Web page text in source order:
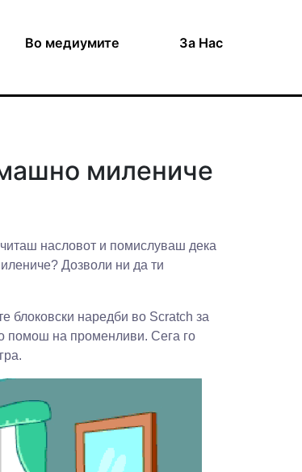
Во медиумите За Нас
милениче
насловот и помислуваш дека
Дозволи ни да ти
блоковски наредби во Scratch за
помош на променливи. Сега го